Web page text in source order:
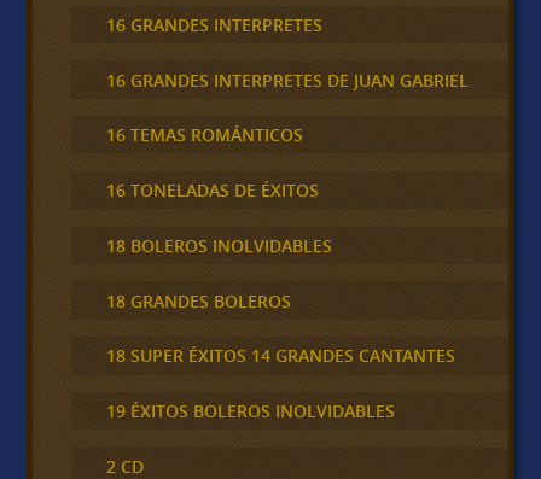
16 GRANDES INTERPRETES
16 GRANDES INTERPRETES DE JUAN GABRIEL
16 TEMAS ROMÁNTICOS
16 TONELADAS DE ÉXITOS
18 BOLEROS INOLVIDABLES
18 GRANDES BOLEROS
18 SUPER ÉXITOS 14 GRANDES CANTANTES
19 ÉXITOS BOLEROS INOLVIDABLES
2 CD